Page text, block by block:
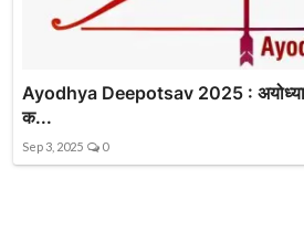
Ayodhya Deepotsav 2025 : अयोध्या
क...
Sep 3, 2025 0